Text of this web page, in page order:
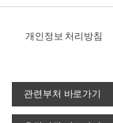
개인정보 처리방침